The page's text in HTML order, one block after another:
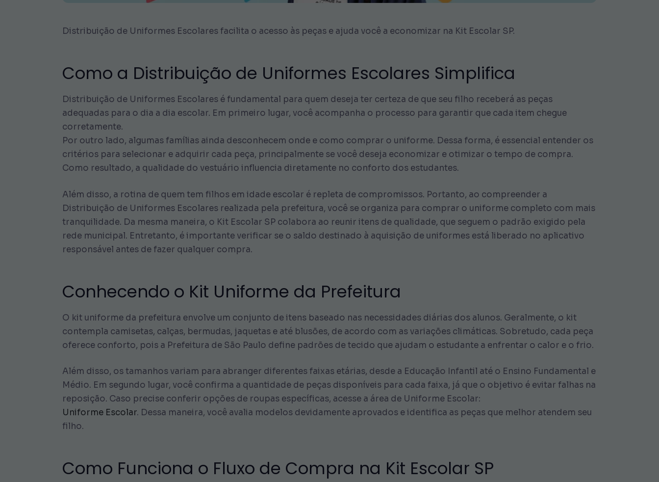
Distribuição de Uniformes Escolares facilita o acesso às peças e ajuda você a economizar na Kit Escolar SP.
Como a Distribuição de Uniformes Escolares Simplifica
Distribuição de Uniformes Escolares é fundamental para quem deseja ter certeza de que seu filho receberá as peças
adequadas para o dia a dia escolar. Em primeiro lugar, você acompanha o processo para garantir que cada item chegue
corretamente.
Por outro lado, algumas famílias ainda desconhecem onde e como comprar o uniforme. Dessa forma, é essencial entender os
critérios para selecionar e adquirir cada peça, principalmente se você deseja economizar e otimizar o tempo de compra.
Como resultado, a qualidade do vestuário influencia diretamente no conforto dos estudantes.
Além disso, a rotina de quem tem filhos em idade escolar é repleta de compromissos. Portanto, ao compreender a
Distribuição de Uniformes Escolares realizada pela prefeitura, você se organiza para comprar o uniforme completo com mais
tranquilidade. Da mesma maneira, o Kit Escolar SP colabora ao reunir itens de qualidade, que seguem o padrão exigido pela
rede municipal. Entretanto, é importante verificar se o saldo destinado à aquisição de uniformes está liberado no aplicativo
responsável antes de fazer qualquer compra.
Conhecendo o Kit Uniforme da Prefeitura
O kit uniforme da prefeitura envolve um conjunto de itens baseado nas necessidades diárias dos alunos. Geralmente, o kit
contempla camisetas, calças, bermudas, jaquetas e até blusões, de acordo com as variações climáticas. Sobretudo, cada peça
oferece conforto, pois a Prefeitura de São Paulo define padrões de tecido que ajudam o estudante a enfrentar o calor e o frio.
Além disso, os tamanhos variam para abranger diferentes faixas etárias, desde a Educação Infantil até o Ensino Fundamental e
Médio. Em segundo lugar, você confirma a quantidade de peças disponíveis para cada faixa, já que o objetivo é evitar falhas na
reposição. Caso precise conferir opções de roupas específicas, acesse a área de Uniforme Escolar:
Uniforme Escolar. Dessa maneira, você avalia modelos devidamente aprovados e identifica as peças que melhor atendem seu
filho.
Como Funciona o Fluxo de Compra na Kit Escolar SP